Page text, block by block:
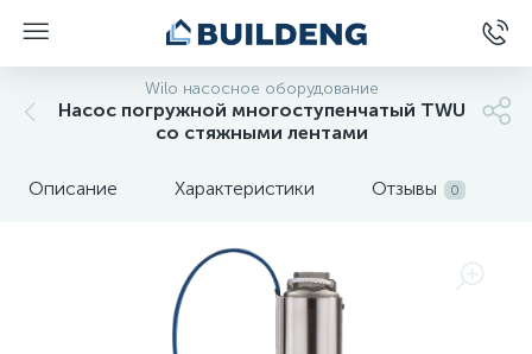
Wilo насосное оборудование
Насос погружной многоступенчатый TWU
со стяжными лентами
Описание Характеристики Отзывы 0